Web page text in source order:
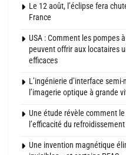
Le 12 août, l’éclipse fera
France
USA : Comment les pompes
peuvent offrir aux locataires
efficaces
L’ingénierie d’interface
l’imagerie optique à grande
Une étude révèle comment
l’efficacité du
Une invention magnétique